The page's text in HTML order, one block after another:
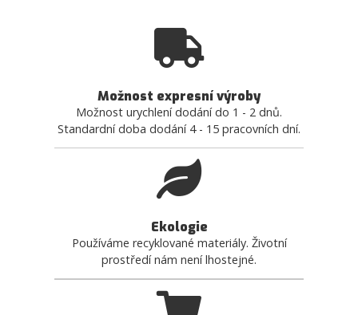
Možnost expresní výroby
Možnost urychlení dodání do 1 - 2 dnů.
Standardní doba dodání 4 - 15 pracovních dní.
Ekologie
Používáme recyklované materiály. Životní
prostředí nám není lhostejné.